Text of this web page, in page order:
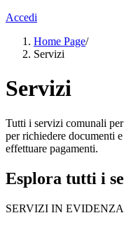
Accedi
Home Page/
Servizi
Servizi
Tutti i servizi comunali
per richiedere documenti
effettuare pagamenti.
Esplora tutti i
SERVIZI IN EVIDENZA